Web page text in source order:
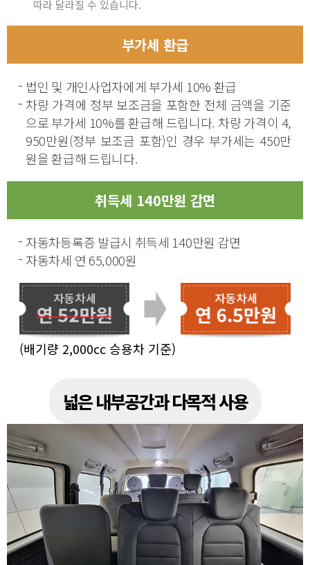
따라 달라질 수 있습니다.
부가세 환급
법인 및 개인사업자에게 부가세 10% 환급
차량 가격에 정부 보조금을 포함한 전체 금액을 기준
으로 부가세 10%를 환급해 드립니다. 차량 가격이 4,
950만원(정부 보조금 포함)인 경우 부가세는 450만
원을 환급해 드립니다.
취득세 140만원 감면
자동차등록증 발급시 취득세 140만원 감면
자동차세 연 65,000원
(배기량 2,000cc 승용차 기준)
넓은 내부공간과 다목적 사용